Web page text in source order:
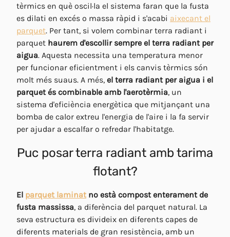
tèrmics en què oscil·la el sistema faran que la fusta
es dilati en excés o massa ràpid i s'acabi aixecant el
parquet. Per tant, si volem combinar terra radiant i
parquet haurem d'escollir sempre el terra radiant per
aigua. Aquesta necessita una temperatura menor
per funcionar eficientment i els canvis tèrmics són
molt més suaus. A més, el terra radiant per aigua i el
parquet és combinable amb l'aerotèrmia, un
sistema d'eficiència energètica que mitjançant una
bomba de calor extreu l'energia de l'aire i la fa servir
per ajudar a escalfar o refredar l'habitatge.
Puc posar terra radiant amb tarima
flotant?
El parquet laminat no està compost enterament de
fusta massissa, a diferència del parquet natural. La
seva estructura es divideix en diferents capes de
diferents materials de gran resistència, amb un